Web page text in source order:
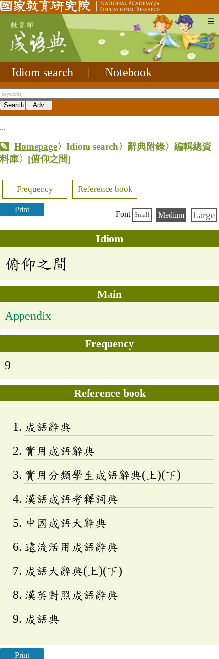
☰
Idiom search Notebook
:::
Homepage〉Idiom search〉辭典附錄〉編輯總資
料庫〉 [俯仰之間]
Frequency Reference book
Print
Font Small Medium Large
Idiom
俯仰之間
Main
Appendix
Frequency
9
Reference book
成語辭典
實用成語辭典
實用分類學生成語辭典(上)(下)
漢語成語考釋詞典
中國成語大辭典
遠流活用成語辭典
成語大辭典(上)(下)
漢英對照成語辭典
成語典
Print